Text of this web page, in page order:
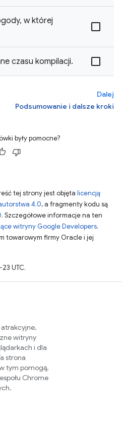
w której
czasu kompilacji.
Dalej
Podsumowanie i dalsze kroki
były pomocne?
tej strony jest objęta licencją
4.0, a fragmenty kodu są
. Szczegółowe informacje na ten
witryny Google Developers.
towarowym firmy Oracle i jej
UTC.
witryny
i dla
strona
tym pomogą,
Chrome